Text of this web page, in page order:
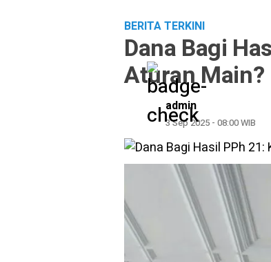
BERITA TERKINI
Dana Bagi
Aturan Main?
admin
3 Sep 2025 - 08:00 WIB